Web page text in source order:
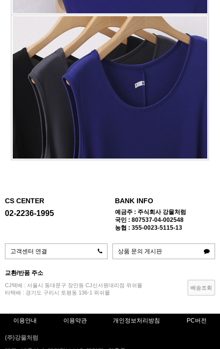
CS CENTER
02-2236-1995
BANK INFO
예금주 : 주식회사 강물처럼
국민 : 807537-04-002548
농협 : 355-0023-5115-13
고객센터 연결 상품 문의 게시판
교환/반품 주소
CJ택배 : 서울시 동대문구 장안동 CJ신서원대리점 위쉬몰
타택배 : 경기도 구리시 토평동 136-1 위쉬몰
배송조회
이용안내 이용약관 개인정보처리방침 PC버전
(주)강물처럼